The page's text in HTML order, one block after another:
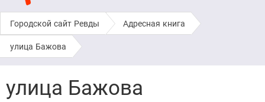
Городской сайт Ревды › Адресная книга
улица Бажова
улица Бажова